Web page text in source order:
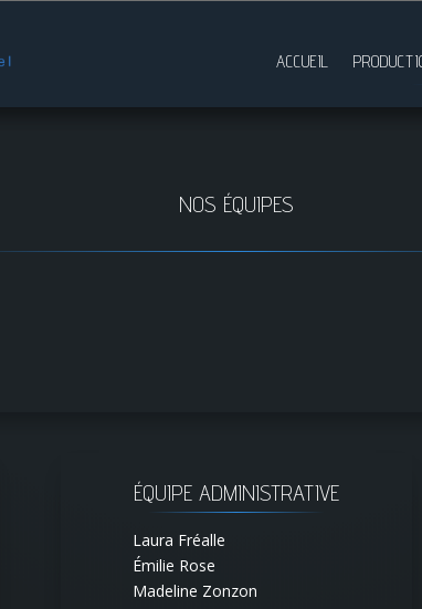
ACCUEIL
NOS ÉQUIPES
ÉQUIPE ADMINISTRATIVE
Laura Fréalle
Émilie Rose
Madeline Zonzon